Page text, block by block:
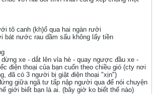
tô canh (kh)ổ qua hai ngàn rưởi
bát nước rau dầm sấu không lấy tiền
xe - dắt lên vỉa hè - quay ngược đầu xe -
điện thoại của bạn cuốn theo chiều gió (cty nơi
đã có 3 người bị giật điện thoại "xịn")
giữa ngã tư tấp nập người qua để nói chuyện
giới biết bạn là ai. (bây giờ ko biết thế nào)